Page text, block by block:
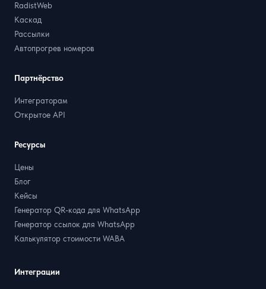
Интеграции
RadistWeb
Каскад
Рассылки
Автопрогрев номеров
Партнёрство
Интеграторам
Открытое API
Ресурсы
Цены
Блог
Кейсы
Генератор QR-кода для WhatsApp
Генератор ссылок для WhatsApp
Калькулятор стоимости WABA